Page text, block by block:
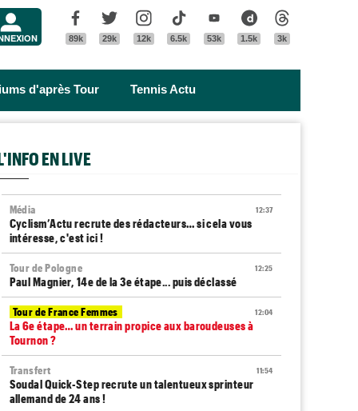
Facebook
89k
Twitter
29k
Instagram
12k
Tik Tok
6.5k
Youtube
53k
Dailymotion
1.5k 3k
d'après Tour Tennis Actu
EN LIVE
12:37
Média
Cyclism’Actu recrute des rédacteurs… si cela vous
intéresse, c'est ici !
12:25
Tour de Pologne
Paul Magnier, 14e de la 3e étape... puis déclassé
12:04
Tour de France Femmes
La 6e étape… un terrain propice aux baroudeuses à
Tournon ?
11:54
Transfert
Soudal Quick-Step recrute un talentueux sprinteur
allemand de 24 ans !